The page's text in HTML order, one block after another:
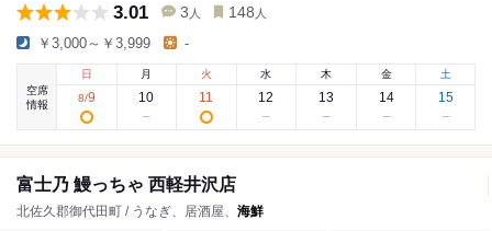
3.01 3 人 148 人
￥3,000～￥3,999 -
空席
情報
日
8/9
月
10
火
11
水
12
木
13
金
14
土
15
富士乃 鰻っちゃ 西軽井沢店
北佐久郡御代田町 / うなぎ、居酒屋、 海鮮